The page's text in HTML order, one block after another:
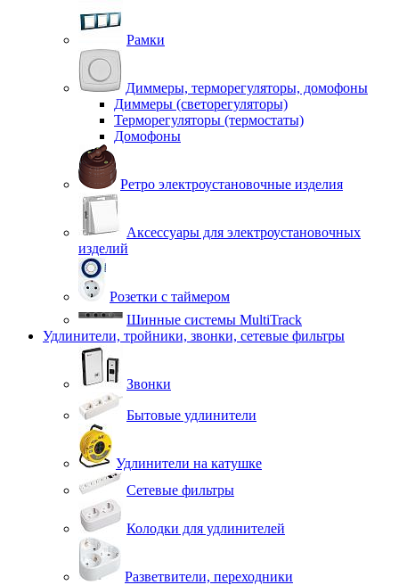
Рамки
Диммеры, терморегуляторы, домофоны
Диммеры (светорегуляторы)
Терморегуляторы (термостаты)
Домофоны
Ретро электроустановочные изделия
Аксессуары для электроустановочных
изделий
Розетки с таймером
Шинные системы MultiTrack
Удлинители, тройники, звонки, сетевые фильтры
Звонки
Бытовые удлинители
Удлинители на катушке
Сетевые фильтры
Колодки для удлинителей
Разветвители, переходники